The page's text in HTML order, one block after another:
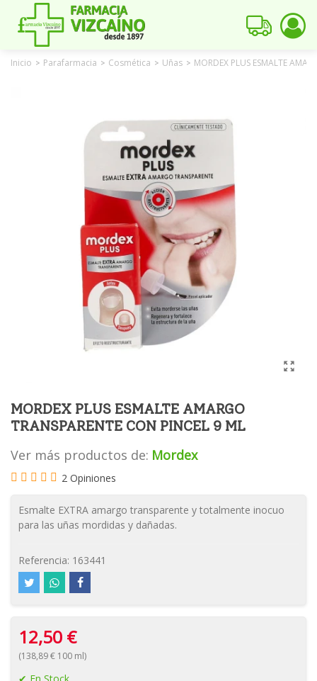
Inicio > Parafarmacia > Cosmética > Uñas > MORDEX PLUS ESMALTE
MORDEX PLUS ESMALTE AMARGO
TRANSPARENTE CON PINCEL 9 ML
Ver más productos de: Mordex
2 Opiniones
Esmalte EXTRA amargo transparente y totalmente inocuo
para las uñas mordidas y dañadas.
Referencia: 163441
12,50 €
(138,89 € 100 ml)